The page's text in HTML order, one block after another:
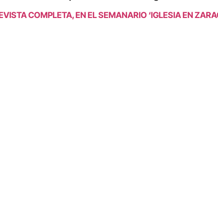
COMPLETA, EN EL SEMANARIO ‘IGLESIA EN